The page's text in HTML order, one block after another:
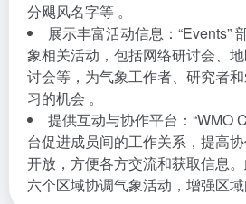
分飓风名字等 。
展示丰富活动信息：“Events”
象相关活动，包括网络研讨会、
讨会等，为气象工作者、研究者
习的机会 。
提供互动与协作平台：“WMO
台促进成员间的工作关系，提高
开放，方便各方交流和获取信息
六个区域协调气象活动，增强区域